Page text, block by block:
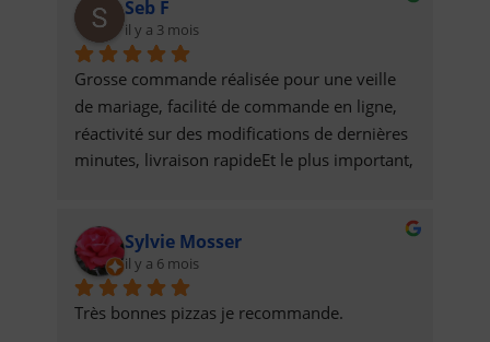
Seb F
il y a 3 mois
Grosse commande réalisée pour une veille
de mariage, facilité de commande en ligne,
réactivité sur des modifications de dernières
minutes, livraison rapideEt le plus important,
Sylvie Mosser
il y a 6 mois
Très bonnes pizzas je recommande.